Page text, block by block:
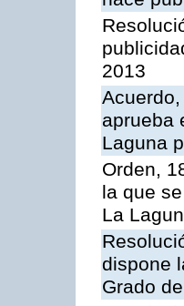
2013
aprueba
Laguna
Orden,
la que
La
dispone
Grado